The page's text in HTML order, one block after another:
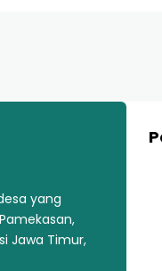
yang
Jawa Timur,